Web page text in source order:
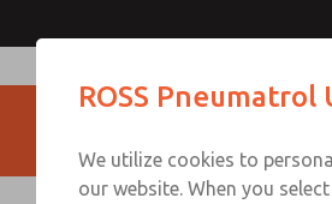
ROSS Pneumatrol
We utilize cookies to
our website. When you